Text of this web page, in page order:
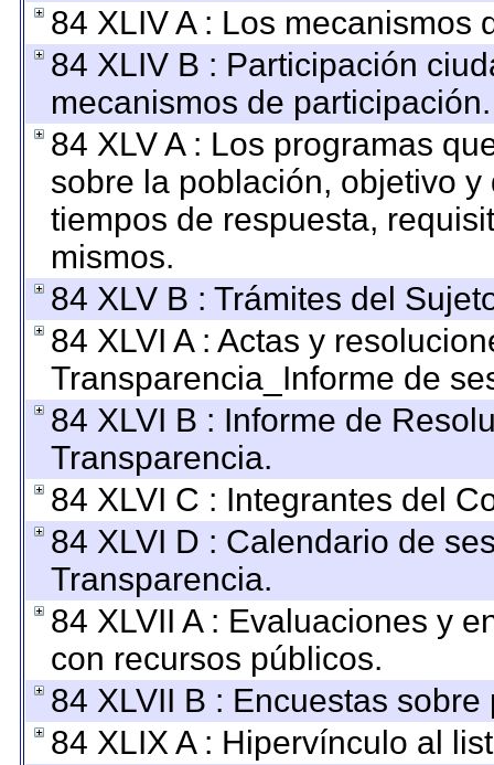
84 XLIV A : Los mecanismos
84 XLIV B : Participación
mecanismos de participación.
84 XLV A : Los programas
sobre la población, objetivo
tiempos de respuesta,
mismos.
84 XLV B : Trámites del
84 XLVI A : Actas y
Transparencia_Informe de
84 XLVI B : Informe de
Transparencia.
84 XLVI C : Integrantes del
84 XLVI D : Calendario de
Transparencia.
84 XLVII A : Evaluaciones y
con recursos públicos.
84 XLVII B : Encuestas sobre
84 XLIX A : Hipervínculo al